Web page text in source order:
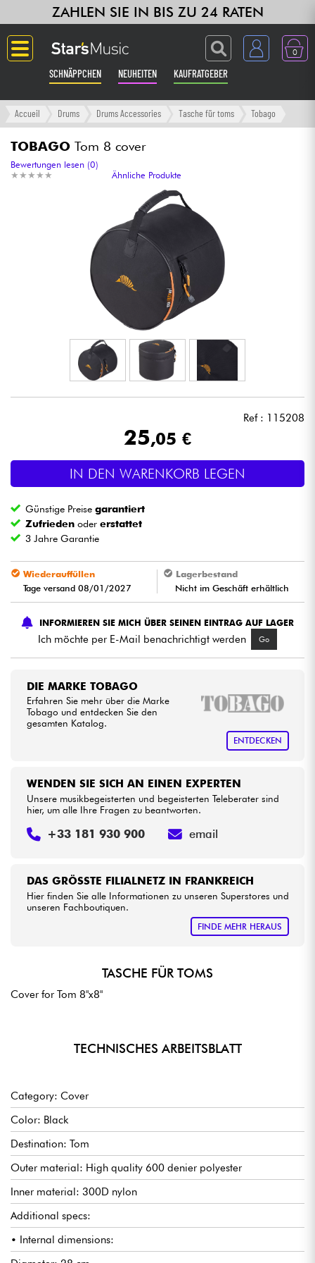
ZAHLEN SIE IN BIS ZU 24 RATEN
0
SCHNÄPPCHEN NEUHEITEN KAUFRATGEBER
Langue
Gitarre & Bass
Verstärker & Effekte
Synths & samplers
Mikros
Licht
Drums
Violinen & Quartett
Kinder
HiFi
Accueil Drums Drums Accessories Tasche für toms Tobago
TOBAGO Tom 8 cover
★ ★ ★ ★ ★
★ ★ ★ ★ ★
Bewertungen lesen (0)
Ähnliche Produkte
Ref : 115208
25,05 €
IN DEN WARENKORB LEGEN
Günstige Preisegarantiert
Zufrieden odererstattet
3 Jahre Garantie
Wiederauffüllen
Tage versand 08/01/2027
Lagerbestand
Nicht im Geschäft erhältlich
INFORMIEREN SIE MICH ÜBER SEINEN EINTRAG AUF LAGER
Ich möchte per E-Mail benachrichtigt werden Go
DIE MARKE TOBAGO
Erfahren Sie mehr über die Marke
Tobago und entdecken Sie den
gesamten Katalog.
ENTDECKEN
DAS GRÖSSTE FILIALNETZ IN FRANKREICH
Hier finden Sie alle Informationen zu unseren Superstores und
unseren Fachboutiquen.
FINDE MEHR HERAUS
WENDEN SIE SICH AN EINEN EXPERTEN
Unsere musikbegeisterten und begeisterten Teleberater sind
hier, um alle Ihre Fragen zu beantworten.
+33 181 930 900 email
TASCHE FÜR TOMS
Cover for Tom 8"x8"
TECHNISCHES ARBEITSBLATT
Category: Cover
Color: Black
Destination: Tom
Outer material: High quality 600 denier polyester
Inner material: 300D nylon
Additional specs:
• Internal dimensions: